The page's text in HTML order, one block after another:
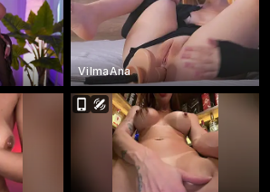
VilmaAna